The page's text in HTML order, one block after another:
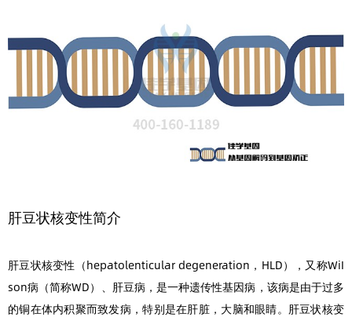
肝豆状核变性简介
肝豆状核变性（hepatolenticular degeneration，HLD），又称WiI
son病（简称WD）、肝豆病，是一种遗传性基因病，该病是由于过多
的铜在体内积聚而致发病，特别是在肝脏，大脑和眼睛。肝豆状核变